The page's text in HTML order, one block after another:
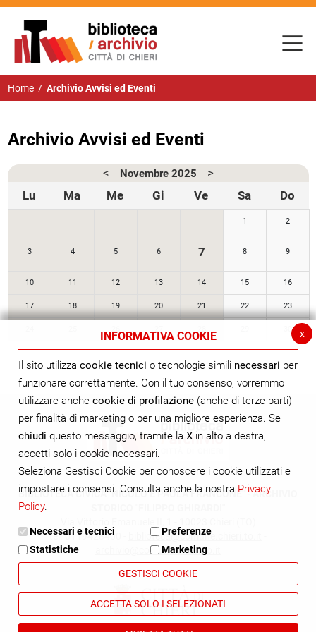
Home / Archivio Avvisi ed Eventi
Archivio Avvisi ed Eventi
< Novembre 2025
>
Lu
Ma Me Gi Ve Sa Do
1 2
3 4 5 6 7 8 9
10 11 12 13 14 15 16
17 18 19 20 21 22 23
30
BIBLIOTECA CIVICA "NICOLÒ E PAOLA FRANCONE" - ARCHIVIO
tel. 0119428400 -
biblioteca@comune.chieri.to.it
archivio@comune.chieri.to.it
x
INFORMATIVA COOKIE
Il sito utilizza cookie tecnici o tecnologie simili necessari per
funzionare correttamente. Con il tuo consenso, vorremmo
utilizzare anche cookie di profilazione(anche di terze parti)
per finalità di marketing o per una migliore esperienza. Se
chiudi questo messaggio, tramite la Xin alto a destra,
accetti solo i cookie necessari.
Seleziona Gestisci Cookie per conoscere i cookie utilizzati e
impostare i consensi. Consulta anche la nostra Privacy
Policy.
Necessari e tecnici
Preferenze
Statistiche
Marketing
GESTISCI COOKIE
ACCETTA SOLO I SELEZIONATI